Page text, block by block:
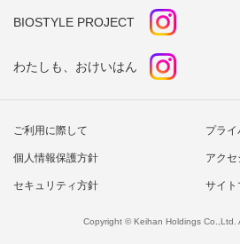
BIOSTYLE PROJECT
わたしも、おけいはん
ご利用に際して プラ
個人情報保護方針 アク
セキュリティ方針 サイト
Copyright © Keihan Holdings Co.,Ltd.